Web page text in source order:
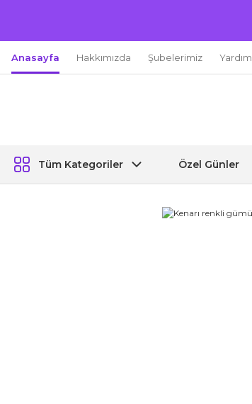
Anasayfa Hakkımızda Şubelerimiz Yardım
Tüm Kategoriler Özel Günler